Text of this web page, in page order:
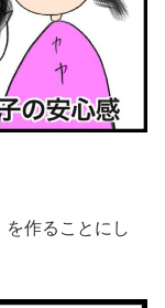
作ることにし